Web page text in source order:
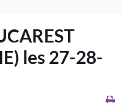
les 27-28-